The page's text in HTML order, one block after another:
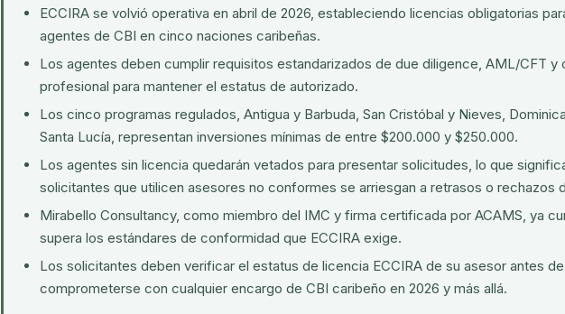
ECCIRA se volvió operativa en abril de 2026, estableciendo licencias obligatorias
agentes de CBI en cinco naciones caribeñas.
Los agentes deben cumplir requisitos estandarizados de due diligence, AML/CFT y
profesional para mantener el estatus de autorizado.
Los cinco programas regulados, Antigua y Barbuda, San Cristóbal y Nieves,
Santa Lucía, representan inversiones mínimas de entre $200.000 y $250.000.
Los agentes sin licencia quedarán vetados para presentar solicitudes, lo que
solicitantes que utilicen asesores no conformes se arriesgan a retrasos o rechazos
Mirabello Consultancy, como miembro del IMC y firma certificada por ACAMS, ya
supera los estándares de conformidad que ECCIRA exige.
Los solicitantes deben verificar el estatus de licencia ECCIRA de su asesor antes de
comprometerse con cualquier encargo de CBI caribeño en 2026 y más allá.